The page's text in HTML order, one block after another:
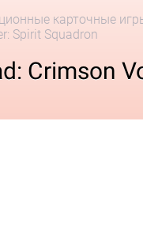
карточные
Spirit Squadron
Crimson